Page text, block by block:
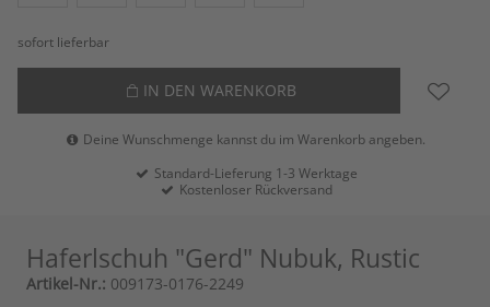
sofort lieferbar
IN DEN WARENKORB
Deine Wunschmenge kannst du im Warenkorb angeben.
Standard-Lieferung 1-3 Werktage
Kostenloser Rückversand
Haferlschuh "Gerd" Nubuk, Rustic
Artikel-Nr.: 009173-0176-2249